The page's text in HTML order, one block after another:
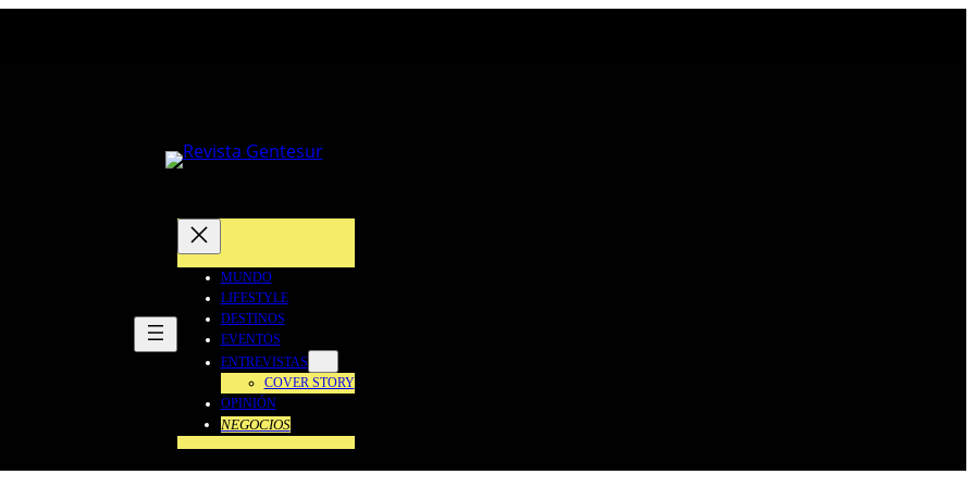
MUNDO
LIFESTYLE
DESTINOS
EVENTOS
ENTREVISTAS
COVER STORY
OPINIÓN
NEGOCIOS